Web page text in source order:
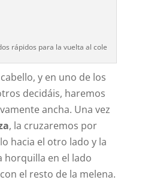
rápidos para la vuelta al cole
y en uno de los
decidáis, haremos
ancha. Una vez
, la cruzaremos por
hacia el otro lado y la
horquilla en el lado
el resto de la melena.